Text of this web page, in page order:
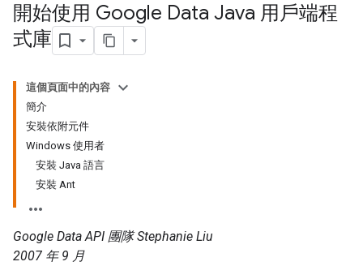
開始使用 Google Data Java 用戶端程
式庫
這個頁面中的內容
簡介
安裝依附元件
Windows 使用者
安裝 Java 語言
安裝 Ant
Google Data API 團隊 Stephanie Liu
2007 年 9 月